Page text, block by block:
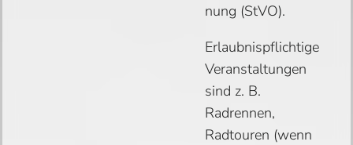
nung (StVO).
Erlaubnispflichtige
Veranstaltungen
sind z. B.
Radrennen,
Radtouren (wenn